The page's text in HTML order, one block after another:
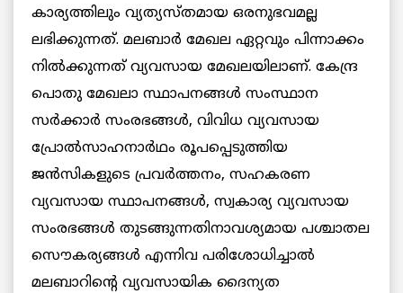
കാര്യത്തിലും വ്യത്യസ്തമായ ഒരനുഭവമല്ല
ലഭിക്കുന്നത്. മലബാര്‍ മേഖല ഏറ്റവും പിന്നാക്കം
നില്‍ക്കുന്നത് വ്യവസായ മേഖലയിലാണ്. കേന്ദ്ര
പൊതു മേഖലാ സ്ഥാപനങ്ങള്‍ സംസ്ഥാന
സര്‍ക്കാര്‍ സംരഭങ്ങള്‍, വിവിധ വ്യവസായ
പ്രോല്‍സാഹനാര്‍ഥം രൂപപ്പെടുത്തിയ
ജന്‍സികളുടെ പ്രവര്‍ത്തനം, സഹകരണ
വ്യവസായ സ്ഥാപനങ്ങള്‍, സ്വകാര്യ വ്യവസായ
സംരഭങ്ങള്‍ തുടങ്ങുന്നതിനാവശ്യമായ പശ്ചാതല
സൌകര്യങ്ങള്‍ എന്നിവ പരിശോധിച്ചാല്‍
മലബാറിന്റെ വ്യവസായിക ദൈന്യത